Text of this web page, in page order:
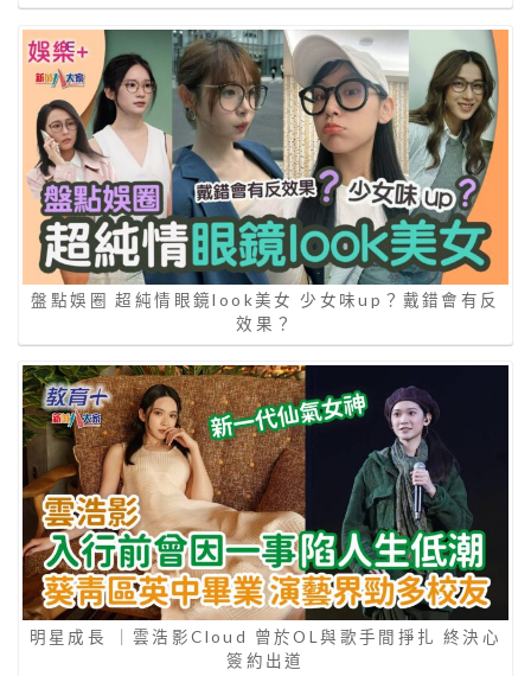
盤點娛圈 超純情眼鏡look美女 少女味up？戴錯會有反
效果？
明星成長 ｜雲浩影Cloud 曾於OL與歌手間掙扎 終決心
簽約出道